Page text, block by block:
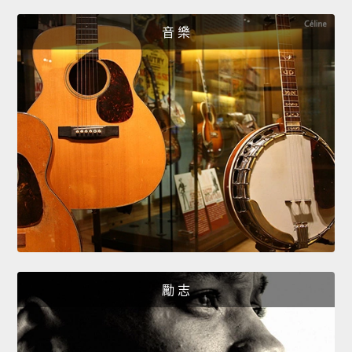
音 樂
勵 志